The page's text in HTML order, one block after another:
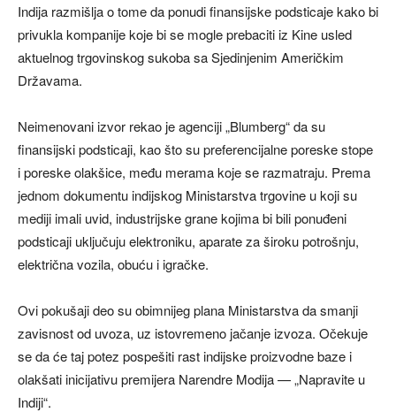
Indija razmišlja o tome da ponudi finansijske podsticaje kako bi
privukla kompanije koje bi se mogle prebaciti iz Kine usled
aktuelnog trgovinskog sukoba sa Sjedinjenim Američkim
Državama.
Neimenovani izvor rekao je agenciji „Blumberg“ da su
finansijski podsticaji, kao što su preferencijalne poreske stope
i poreske olakšice, među merama koje se razmatraju. Prema
jednom dokumentu indijskog Ministarstva trgovine u koji su
mediji imali uvid, industrijske grane kojima bi bili ponuđeni
podsticaji uključuju elektroniku, aparate za široku potrošnju,
električna vozila, obuću i igračke.
Ovi pokušaji deo su obimnijeg plana Ministarstva da smanji
zavisnost od uvoza, uz istovremeno jačanje izvoza. Očekuje
se da će taj potez pospešiti rast indijske proizvodne baze i
olakšati inicijativu premijera Narendre Modija — „Napravite u
Indiji“.